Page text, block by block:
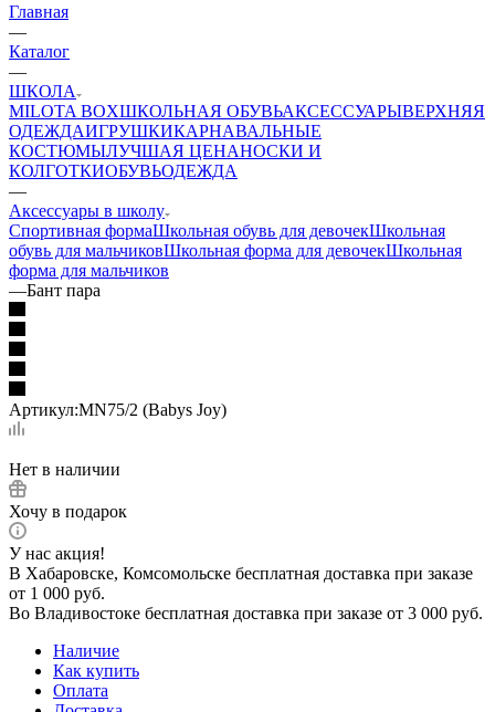
Главная
—
Каталог
—
ШКОЛА
MILOTA BOXШКОЛЬНАЯ ОБУВЬАКСЕССУАРЫВЕРХНЯЯ
ОДЕЖДАИГРУШКИКАРНАВАЛЬНЫЕ
КОСТЮМЫЛУЧШАЯ ЦЕНАНОСКИ И
КОЛГОТКИОБУВЬОДЕЖДА
—
Аксессуары в школу
Спортивная формаШкольная обувь для девочекШкольная
обувь для мальчиковШкольная форма для девочекШкольная
форма для мальчиков
—Бант пара
Артикул:MN75/2 (Babys Joy)
Нет в наличии
Хочу в подарок
У нас акция!
В Хабаровске, Комсомольске бесплатная доставка при заказе
от 1 000 руб.
Во Владивостоке бесплатная доставка при заказе от 3 000 руб.
Наличие
Как купить
Оплата